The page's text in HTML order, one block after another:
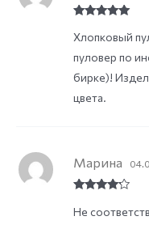
of 5
Хлопковый
пуловер по
бирке)!
цвета.
out of 5
Марина
Не